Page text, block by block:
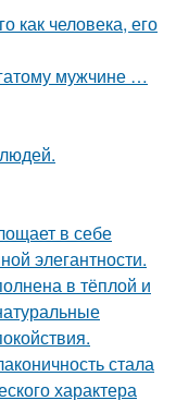
как человека, его
мужчине …
в себе
элегантности.
в тёплой и
стала
характера